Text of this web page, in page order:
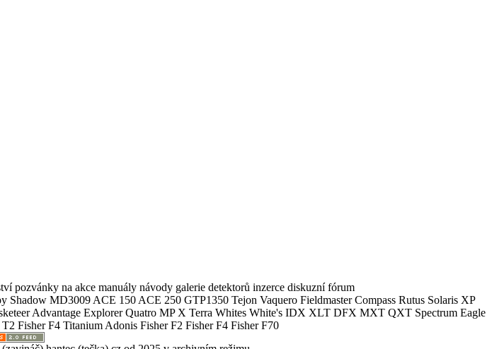
pozvánky na akce manuály návody galerie detektorů inzerce diskuzní fórum
MD3009 ACE 150 ACE 250 GTP1350 Tejon Vaquero Fieldmaster Compass Rutus Solaris XP
Advantage Explorer Quatro MP X Terra Whites White's IDX XLT DFX MXT QXT Spectrum Eagle
Fisher F4 Titanium Adonis Fisher F2 Fisher F4 Fisher F70